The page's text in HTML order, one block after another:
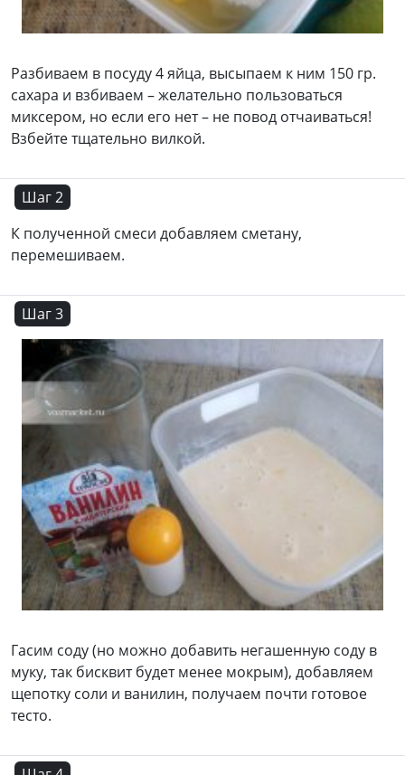
Разбиваем в посуду 4 яйца, высыпаем к ним 150 гр.
сахара и взбиваем – желательно пользоваться
миксером, но если его нет – не повод отчаиваться!
Взбейте тщательно вилкой.
Шаг 2
К полученной смеси добавляем сметану,
перемешиваем.
Шаг 3
Гасим соду (но можно добавить негашенную соду в
муку, так бисквит будет менее мокрым), добавляем
щепотку соли и ванилин, получаем почти готовое
тесто.